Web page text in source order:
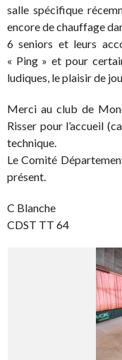
salle spécifique
encore de chauffage
6 seniors et leurs
« Ping » et pour
ludiques, le plaisir de
Merci au club de
Risser pour l’accueil
technique.
Le Comité
présent.
C Blanche
CDST TT 64